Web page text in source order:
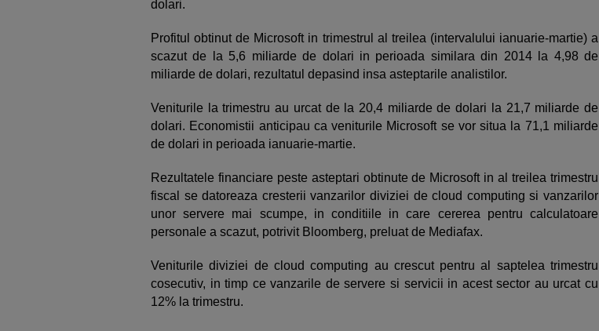
dolari.
Profitul obtinut de Microsoft in trimestrul al treilea (intervalului ianuarie-martie) a
scazut de la 5,6 miliarde de dolari in perioada similara din 2014 la 4,98 de
miliarde de dolari, rezultatul depasind insa asteptarile analistilor.
Veniturile la trimestru au urcat de la 20,4 miliarde de dolari la 21,7 miliarde de
dolari. Economistii anticipau ca veniturile Microsoft se vor situa la 71,1 miliarde
de dolari in perioada ianuarie-martie.
Rezultatele financiare peste asteptari obtinute de Microsoft in al treilea trimestru
fiscal se datoreaza cresterii vanzarilor diviziei de cloud computing si vanzarilor
unor servere mai scumpe, in conditiile in care cererea pentru calculatoare
personale a scazut, potrivit Bloomberg, preluat de Mediafax.
Veniturile diviziei de cloud computing au crescut pentru al saptelea trimestru
cosecutiv, in timp ce vanzarile de servere si servicii in acest sector au urcat cu
12% la trimestru.